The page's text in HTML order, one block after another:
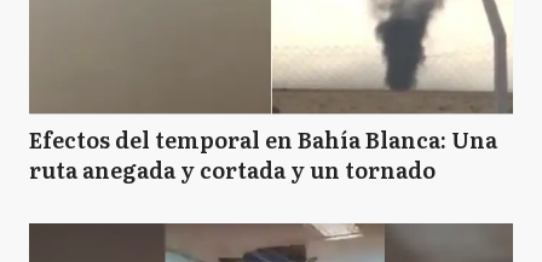
Efectos del temporal en Bahía Blanca: Una
ruta anegada y cortada y un tornado